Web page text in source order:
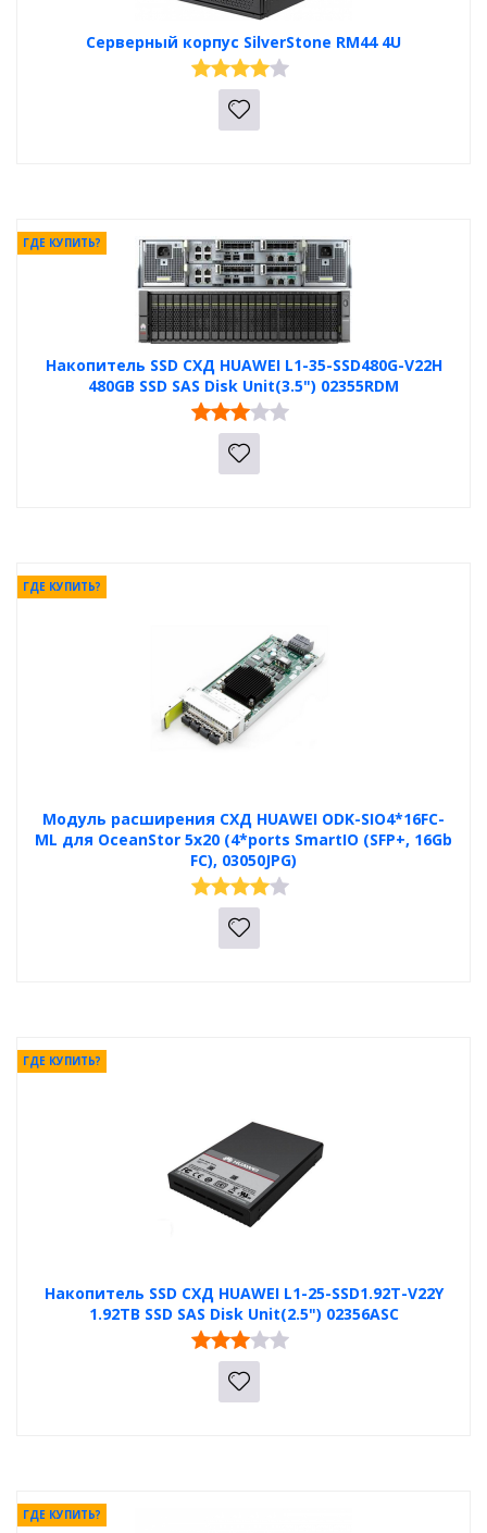
Серверный корпус SilverStone RM44 4U
Накопитель SSD СХД HUAWEI L1-35-SSD480G-V22H
480GB SSD SAS Disk Unit(3.5") 02355RDM
ГДЕ КУПИТЬ?
Модуль расширения СХД HUAWEI ODK-SIO4*16FC-
ML для OceanStor 5x20 (4*ports SmartIO (SFP+, 16Gb
FC), 03050JPG)
ГДЕ КУПИТЬ?
Накопитель SSD СХД HUAWEI L1-25-SSD1.92T-V22Y
1.92TB SSD SAS Disk Unit(2.5") 02356ASC
ГДЕ КУПИТЬ?
ГДЕ КУПИТЬ?